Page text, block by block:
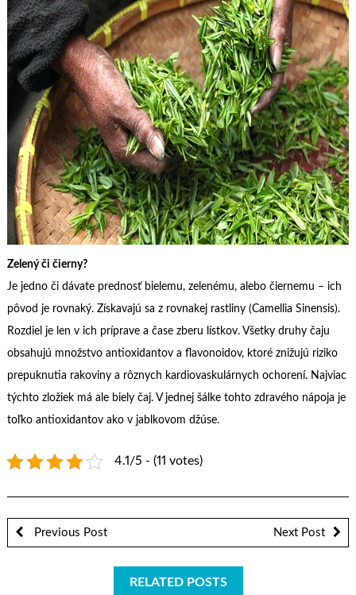
Zelený či čierny?
Je jedno či dávate prednosť bielemu, zelenému, alebo čiernemu – ich
pôvod je rovnaký. Získavajú sa z rovnakej rastliny (Camellia Sinensis).
Rozdiel je len v ich príprave a čase zberu lístkov. Všetky druhy čaju
obsahujú množstvo antioxidantov a flavonoidov, ktoré znižujú riziko
prepuknutia rakoviny a rôznych kardiovaskulárnych ochorení. Najviac
týchto zložiek má ale biely čaj. V jednej šálke tohto zdravého nápoja je
toľko antioxidantov ako v jablkovom džúse.
4.1/5 - (11 votes)
Previous Post Next Post
RELATED POSTS